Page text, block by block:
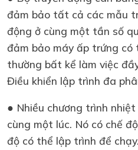
đảm bảo tất cả các mẫu
động ở cùng một tần số
đảm bảo máy ấp trứng có
thường bất kể làm việc
Điều khiển lập trình đa
● Nhiều chương trình
cùng một lúc. Nó có chế
độ có thể lập trình để